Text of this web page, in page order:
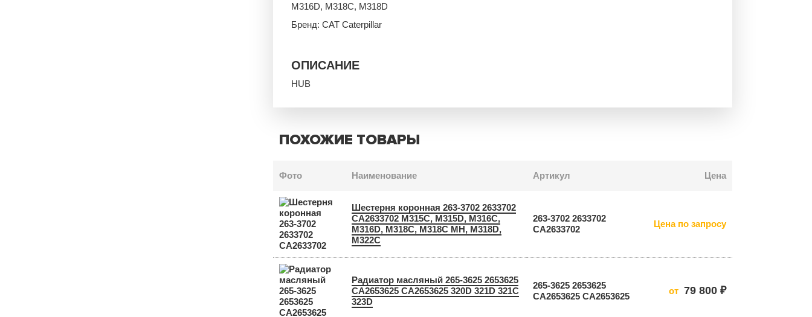
M316D, M318C, M318D
Бренд: CAT Caterpillar
ОПИСАНИЕ
HUB
ПОХОЖИЕ ТОВАРЫ
Фото Наименование Артикул Цена
Шестерня коронная 263-3702 2633702
CA2633702 M315C, M315D, M316C,
M316D, M318C, M318C MH, M318D,
M322C
263-3702 2633702
CA2633702
Цена по запросу
Радиатор масляный 265-3625 2653625
CA2653625 СА2653625 320D 321D 321C
323D
265-3625 2653625
CA2653625 СА2653625
от 79 800 ₽